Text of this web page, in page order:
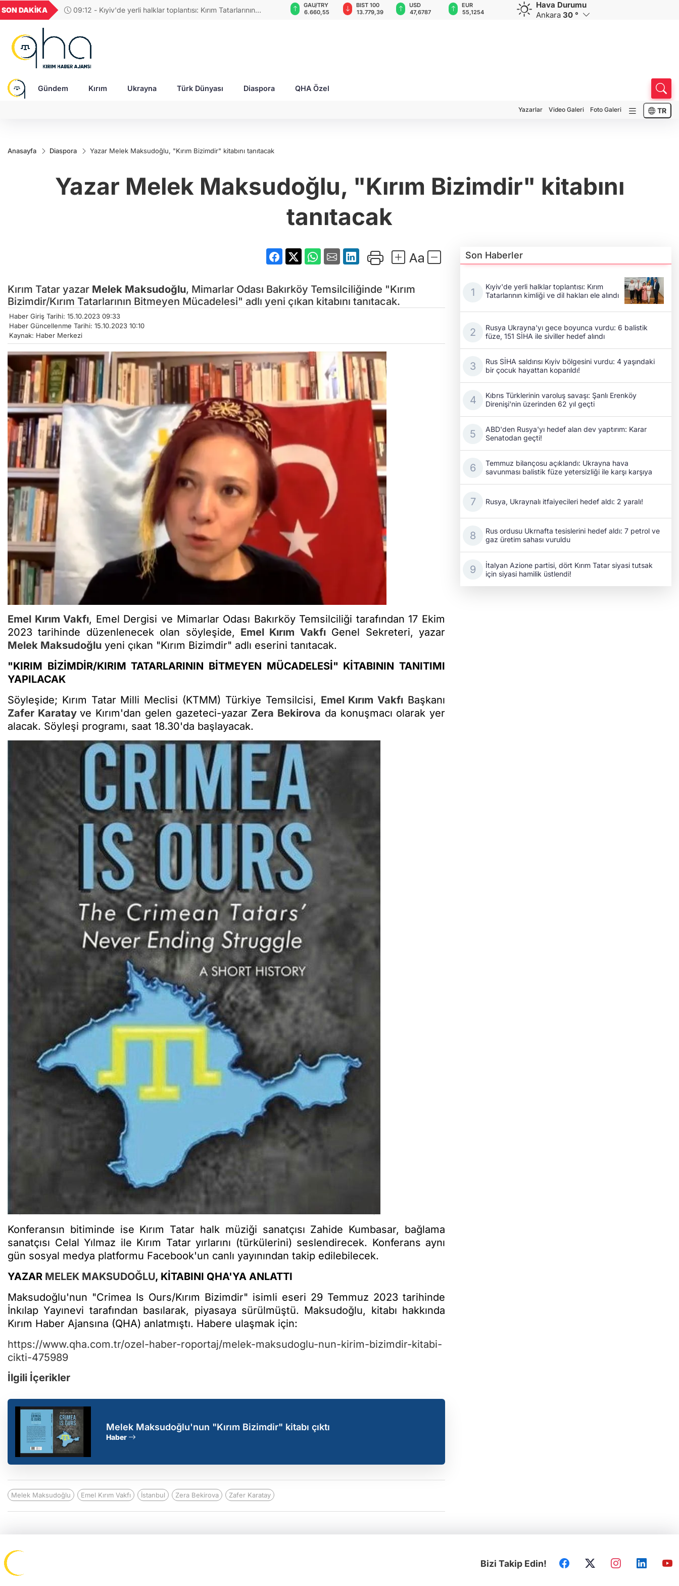
SON DAKİKA
09:31 - Rusya Ukrayna'yı gece boyunca vurdu: 6 balistik
GEL
18,2677
16,3788
27,9743
0,0018
6.660,55
BIST 100
13.779,39
USD
47,6787
EUR
55,1254
GBP
64,3468
CHF
59,0083
CAD
34,1883
Hava Durumu
Ankara 30 °
Gündem Kırım Ukrayna Türk Dünyası Diaspora QHA Özel
Yazarlar Video Galeri Foto Galeri TR
Anasayfa Diaspora Yazar Melek Maksudoğlu, "Kırım Bizimdir" kitabını tanıtacak
Yazar Melek Maksudoğlu, "Kırım Bizimdir" kitabını
tanıtacak
Kırım Tatar yazar Melek Maksudoğlu, Mimarlar Odası Bakırköy Temsilciliğinde "Kırım
Bizimdir/Kırım Tatarlarının Bitmeyen Mücadelesi" adlı yeni çıkan kitabını tanıtacak.
Haber Giriş Tarihi: 15.10.2023 09:33
Haber Güncellenme Tarihi: 15.10.2023 10:10
Kaynak: Haber Merkezi
Emel Kırım Vakfı, Emel Dergisi ve Mimarlar Odası Bakırköy Temsilciliği tarafından 17 Ekim
2023 tarihinde düzenlenecek olan söyleşide, Emel Kırım VakfıGenel Sekreteri, yazar
Melek Maksudoğlu yeni çıkan "Kırım Bizimdir" adlı eserini tanıtacak.
"KIRIM BİZİMDİR/KIRIM TATARLARININ BİTMEYEN MÜCADELESİ" KİTABININ TANITIMI
YAPILACAK
Söyleşide; Kırım Tatar Milli Meclisi (KTMM) Türkiye Temsilcisi, Emel Kırım Vakfı Başkanı
Zafer Karatay ve Kırım'dan gelen gazeteci-yazar Zera Bekirova da konuşmacı olarak yer
alacak. Söyleşi programı, saat 18.30'da başlayacak.
Konferansın bitiminde ise Kırım Tatar halk müziği sanatçısı Zahide Kumbasar, bağlama
sanatçısı Celal Yılmaz ile Kırım Tatar yırlarını (türkülerini) seslendirecek. Konferans aynı
gün sosyal medya platformu Facebook'un canlı yayınından takip edilebilecek.
YAZAR MELEK MAKSUDOĞLU, KİTABINI QHA'YA ANLATTI
Maksudoğlu'nun "Crimea Is Ours/Kırım Bizimdir" isimli eseri 29 Temmuz 2023 tarihinde
İnkılap Yayınevi tarafından basılarak, piyasaya sürülmüştü. Maksudoğlu, kitabı hakkında
Kırım Haber Ajansına (QHA) anlatmıştı. Habere ulaşmak için:
https://www.qha.com.tr/ozel-haber-roportaj/melek-maksudoglu-nun-kirim-bizimdir-kitabi-
cikti-475989
İlgili İçerikler
Melek Maksudoğlu'nun "Kırım Bizimdir" kitabı çıktı
Haber
Melek Maksudoğlu Emel Kırım Vakfı İstanbul Zera Bekirova Zafer Karatay
Son Haberler
Kıyiv'de yerli halklar toplantısı: Kırım
Tatarlarının kimliği ve dil hakları ele alındı
Rusya Ukrayna'yı gece boyunca vurdu: 6 balistik
füze, 151 SİHA ile siviller hedef alındı
Rus SİHA saldırısı Kıyiv bölgesini vurdu: 4 yaşındaki
bir çocuk hayattan koparıldı!
Kıbrıs Türklerinin varoluş savaşı: Şanlı Erenköy
Direnişi'nin üzerinden 62 yıl geçti
ABD'den Rusya'yı hedef alan dev yaptırım: Karar
Senatodan geçti!
Temmuz bilançosu açıklandı: Ukrayna hava
savunması balistik füze yetersizliği ile karşı karşıya
Rusya, Ukraynalı itfaiyecileri hedef aldı: 2 yaralı!
Rus ordusu Ukrnafta tesislerini hedef aldı: 7 petrol ve
gaz üretim sahası vuruldu
İtalyan Azione partisi, dört Kırım Tatar siyasi tutsak
için siyasi hamilik üstlendi!
Bizi Takip Edin!